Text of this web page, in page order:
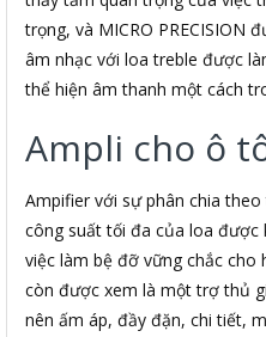
trọng, và MICRO PRECISION
âm nhạc với loa treble được
thể hiện âm thanh một cách
Ampli cho ô
Ampifier với sự phân chia
công suất tối đa của loa được
việc làm bệ đỡ vững chắc cho
còn được xem là một trợ thủ
nên ấm áp, đầy đặn, chi tiết,